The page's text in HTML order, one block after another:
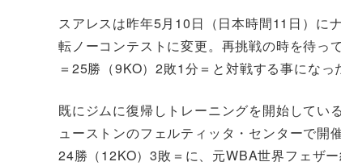
スアレスは昨年5月10日（日本時間11日）に
転ノーコンテストに変更。再挑戦の時を待っ
＝25勝（9KO）2敗1分＝と対戦する事になっ
既にジムに復帰しトレーニングを開始してい
ューストンのフェルティッタ・センターで開
24勝（12KO）3敗＝に、元WBA世界フェザ